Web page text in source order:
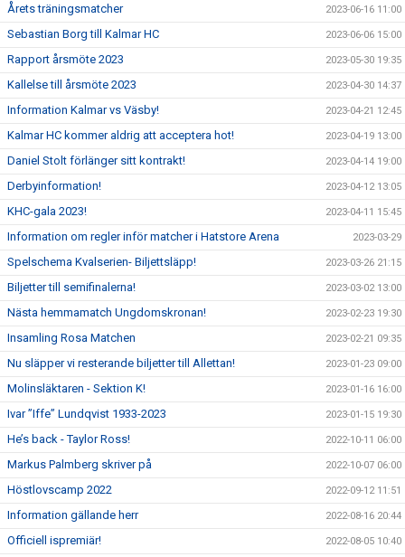
Årets träningsmatcher 2023-06-16 11:00
Sebastian Borg till Kalmar HC 2023-06-06 15:00
Rapport årsmöte 2023 2023-05-30 19:35
Kallelse till årsmöte 2023 2023-04-30 14:37
Information Kalmar vs Väsby! 2023-04-21 12:45
Kalmar HC kommer aldrig att acceptera hot! 2023-04-19 13:00
Daniel Stolt förlänger sitt kontrakt! 2023-04-14 19:00
Derbyinformation! 2023-04-12 13:05
KHC-gala 2023! 2023-04-11 15:45
Information om regler inför matcher i Hatstore Arena 2023-03-29
Spelschema Kvalserien- Biljettsläpp! 2023-03-26 21:15
Biljetter till semifinalerna! 2023-03-02 13:00
Nästa hemmamatch Ungdomskronan! 2023-02-23 19:30
Insamling Rosa Matchen 2023-02-21 09:35
Nu släpper vi resterande biljetter till Allettan! 2023-01-23 09:00
Molinsläktaren - Sektion K! 2023-01-16 16:00
Ivar ”Iffe” Lundqvist 1933-2023 2023-01-15 19:30
He’s back - Taylor Ross! 2022-10-11 06:00
Markus Palmberg skriver på 2022-10-07 06:00
Höstlovscamp 2022 2022-09-12 11:51
Information gällande herr 2022-08-16 20:44
Officiell ispremiär! 2022-08-05 10:40